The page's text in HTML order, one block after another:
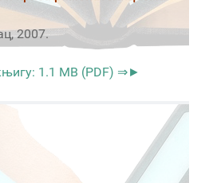
2007.
1.1 MB (PDF) ⇒►